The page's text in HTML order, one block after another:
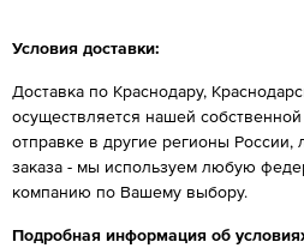
Условия доставки:
Доставка по Краснодару,
осуществляется нашей
отправке в другие регионы России,
заказа - мы используем любую
компанию по Вашему выбору.
Подробная информация об